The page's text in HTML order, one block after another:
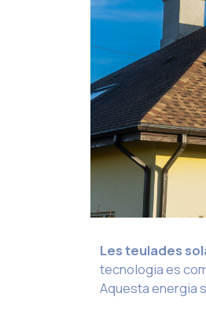
Les teulades
tecnologia es
Aquesta energia